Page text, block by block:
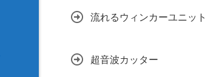
流れるウィンカーユニット
超音波カッター